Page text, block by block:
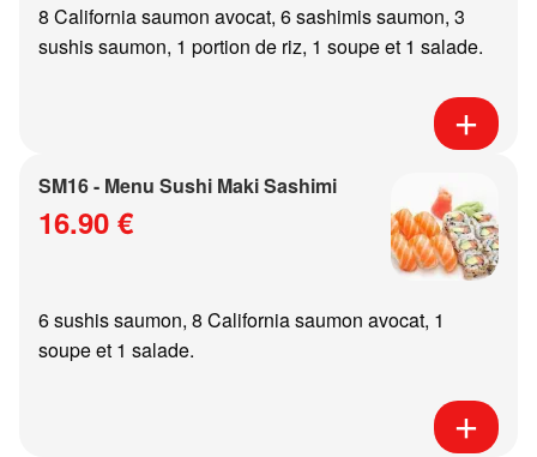
8 California saumon avocat, 6 sashimis saumon, 3
sushis saumon, 1 portion de riz, 1 soupe et 1 salade.
SM16 - Menu Sushi Maki Sashimi
16.90 €
6 sushis saumon, 8 California saumon avocat, 1
soupe et 1 salade.